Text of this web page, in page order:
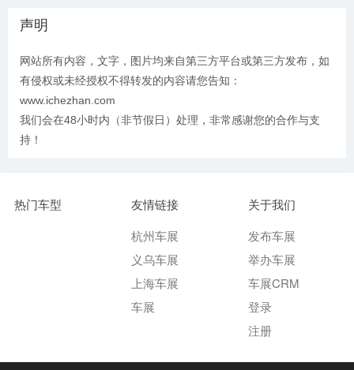
声明
网站所有内容，文字，图片均来自第三方平台或第三方发布，如
有侵权或未经授权不得转发的内容请您告知：
www.ichezhan.com
我们会在48小时内（非节假日）处理，非常感谢您的合作与支
持！
热门车型
友情链接
杭州车展
义乌车展
上海车展
车展
关于我们
发布车展
举办车展
车展CRM
登录
注册